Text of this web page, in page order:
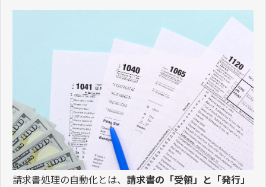
請求書処理の自動化とは、 請求書の「受領」と「発行」